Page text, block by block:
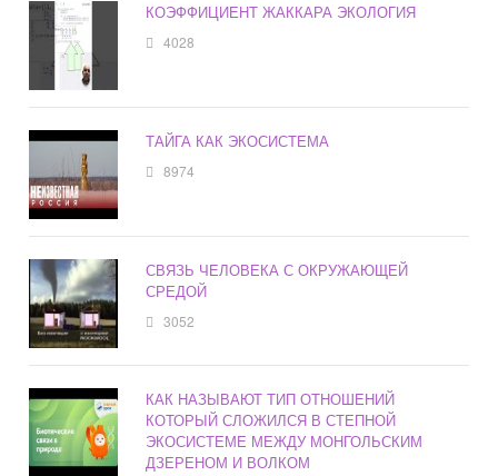
КОЭФФИЦИЕНТ ЖАККАРА ЭКОЛОГИЯ
4028
ТАЙГА КАК ЭКОСИСТЕМА
8974
СВЯЗЬ ЧЕЛОВЕКА С ОКРУЖАЮЩЕЙ
СРЕДОЙ
3052
КАК НАЗЫВАЮТ ТИП ОТНОШЕНИЙ
КОТОРЫЙ СЛОЖИЛСЯ В СТЕПНОЙ
ЭКОСИСТЕМЕ МЕЖДУ МОНГОЛЬСКИМ
ДЗЕРЕНОМ И ВОЛКОМ